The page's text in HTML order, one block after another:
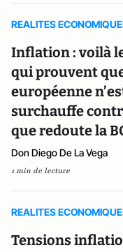
REALITES
Inflation : voilà
qui prouvent
européenne
surchauffe
que redoute la
Don Diego De La Vega
1 min de lecture
REALITES
Tensions